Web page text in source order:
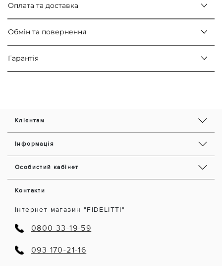
Оплата та доставка
Обмін та повернення
Гарантія
Клієнтам
Інформація
Особистий кабінет
Контакти
Інтернет магазин "FIDELITTI"
0800 33-19-59
093 170-21-16